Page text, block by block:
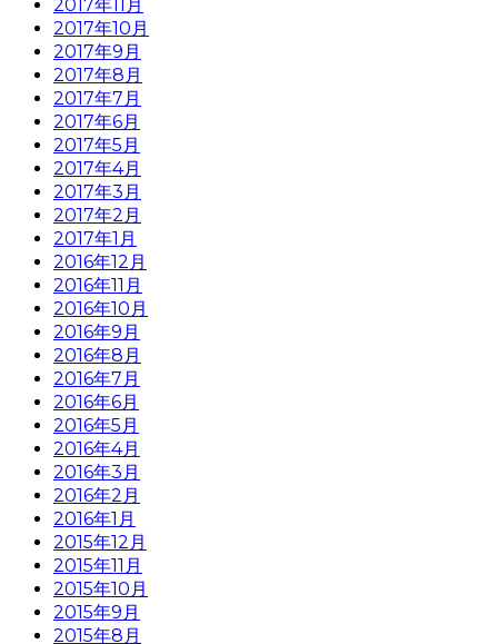
2017年11月
2017年10月
2017年9月
2017年8月
2017年7月
2017年6月
2017年5月
2017年4月
2017年3月
2017年2月
2017年1月
2016年12月
2016年11月
2016年10月
2016年9月
2016年8月
2016年7月
2016年6月
2016年5月
2016年4月
2016年3月
2016年2月
2016年1月
2015年12月
2015年11月
2015年10月
2015年9月
2015年8月